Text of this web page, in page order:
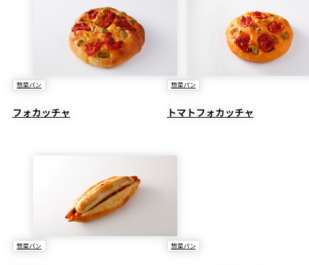
惣菜パン
フォカッチャ
惣菜パン
トマトフォカッチャ
惣菜パン 惣菜パン